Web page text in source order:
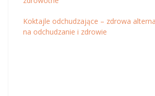
Koktajle odchudzające – zdrowa
na odchudzanie i zdrowie